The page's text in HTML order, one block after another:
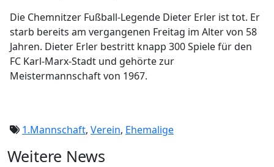
Die Chemnitzer Fußball-Legende Dieter Erler ist tot. Er
starb bereits am vergangenen Freitag im Alter von 58
Jahren. Dieter Erler bestritt knapp 300 Spiele für den
FC Karl-Marx-Stadt und gehörte zur
Meistermannschaft von 1967.
1.Mannschaft, Verein, Ehemalige
Weitere News